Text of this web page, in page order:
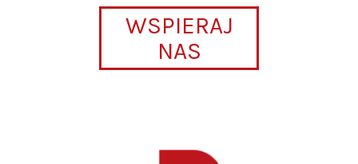
WSPIERAJ
NAS